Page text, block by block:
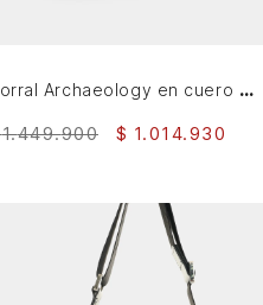
Morral Archaeology en cuero para hombre
1.449.900 $ 1.014.930